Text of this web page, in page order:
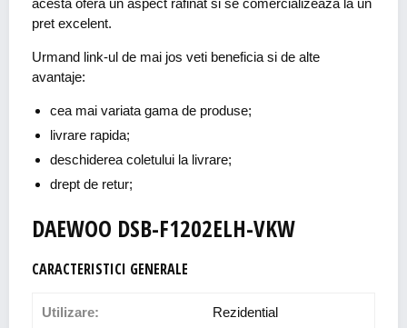
acesta ofera un aspect rafinat si se comercializeaza la un
pret excelent.
Urmand link-ul de mai jos veti beneficia si de alte
avantaje:
cea mai variata gama de produse;
livrare rapida;
deschiderea coletului la livrare;
drept de retur;
DAEWOO DSB-F1202ELH-VKW
CARACTERISTICI GENERALE
Utilizare: Rezidential